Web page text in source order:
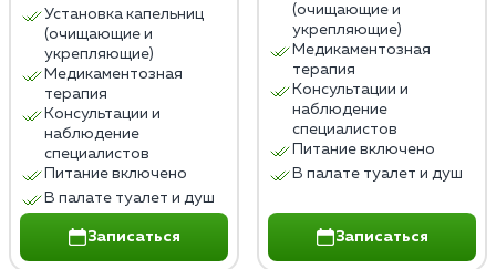
Однако самодиагностика не заменяет
консультацию врача.
Установка капельниц
(очищающие и
укрепляющие)
Медикаментозная
терапия
Консультации и
наблюдение
специалистов
Питание включено
В палате туалет и душ
Записаться
(очищающие и
укрепляющие)
Медикаментозная
терапия
Консультации и
наблюдение
специалистов
Питание включено
В палате туалет и душ
Записаться